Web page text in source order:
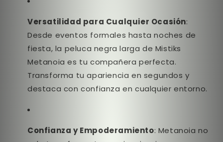
Versatilidad para Cualquier Ocasión:
Desde eventos formales hasta noches de
fiesta, la peluca negra larga de Mistiks
Metanoia es tu compañera perfecta.
Transforma tu apariencia en segundos y
destaca con confianza en cualquier entorno.
Confianza y Empoderamiento: Metanoia no